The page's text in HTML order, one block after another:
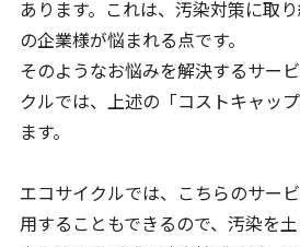
あります。これは、汚染対策に取
の企業様が悩まれる点です。
そのようなお悩みを解決するサー
クルでは、上述の「コストキャッ
ます。
エコサイクルでは、こちらのサー
用することもできるので、汚染を